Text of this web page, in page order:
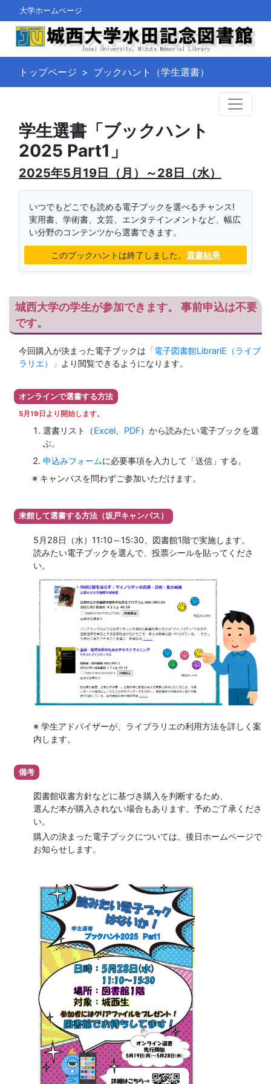
大学ホームページ
トップページ ブックハント（学生選書）
学生選書「ブックハント
2025 Part1」
2025年5月19日（月）～28日（水）
いつでもどこでも読める電子ブックを選べるチャンス!
実用書、学術書、文芸、エンタテインメントなど、幅広
い分野のコンテンツから選書できます。
このブックハントは終了しました。 選書結果
城西大学の学生が参加できます。 事前申込は不要
です。
今回購入が決まった電子ブックは 「電子図書館LibrariE（ライブ
ラリエ）」 より閲覧できるようになります。
オンラインで選書する方法
5月19日より開始します。
選書リスト（Excel PDF）から読みたい電子ブックを選
ぶ。
申込みフォームに必要事項を入力して「送信」する。
キャンパスを問わずご参加いただけます。
来館して選書する方法（坂戸キャンパス）
5月28日（水）11:10～15:30、図書館1階で実施します。
読みたい電子ブックを選んで、投票シールを貼ってくださ
い。
※ 学生アドバイザーが、ライブラリエの利用方法を詳しく案
内します。
備考
図書館収書方針などに基づき購入を判断するため、
選んだ本が購入されない場合もあります。予めご了承くださ
い。
購入の決まった電子ブックについては、後日ホームページで
お知らせします。